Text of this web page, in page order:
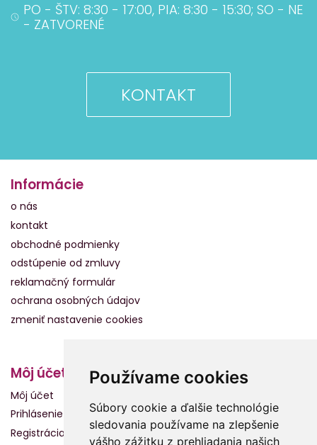
Používame cookies
Súbory cookie a ďalšie technológie
sledovania používame na zlepšenie
vášho zážitku z prehliadania našich
PO - ŠTV: 8:30 - 17:00, PIA: 8:30 - 15:30; SO - NE
- ZATVORENÉ
KONTAKT
Informácie
o nás
kontakt
obchodné podmienky
odstúpenie od zmluvy
reklamačný formulár
ochrana osobných údajov
zmeniť nastavenie cookies
Môj účet
Môj účet
Prihlásenie
Registrácia